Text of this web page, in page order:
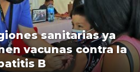
sanitarias ya
vacunas contra la
B